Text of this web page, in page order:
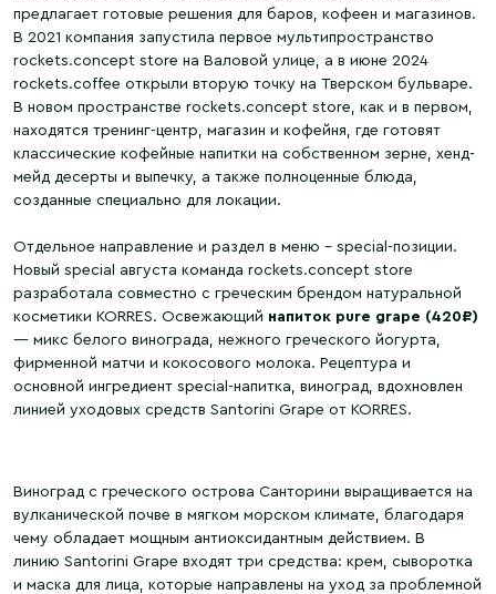
предлагает готовые решения для баров, кофеен и магазинов.
В 2021 компания запустила первое мультипространство
rockets.concept store на Валовой улице, а в июне 2024
rockets.coffee открыли вторую точку на Тверском бульваре.
В новом пространстве rockets.concept store, как и в первом,
находятся тренинг-центр, магазин и кофейня, где готовят
классические кофейные напитки на собственном зерне, хенд-
мейд десерты и выпечку, а также полноценные блюда,
созданные специально для локации.
Отдельное направление и раздел в меню – special-позиции.
Новый special августа команда rockets.concept store
разработала совместно с греческим брендом натуральной
косметики KORRES. Освежающий напиток pure grape (420₽)
— микс белого винограда, нежного греческого йогурта,
фирменной матчи и кокосового молока. Рецептура и
основной ингредиент special-напитка, виноград, вдохновлен
линией уходовых средств Santorini Grape от KORRES.
Виноград с греческого острова Санторини выращивается на
вулканической почве в мягком морском климате, благодаря
чему обладает мощным антиоксидантным действием. В
линию Santorini Grape входят три средства: крем, сыворотка
и маска для лица, которые направлены на уход за проблемной